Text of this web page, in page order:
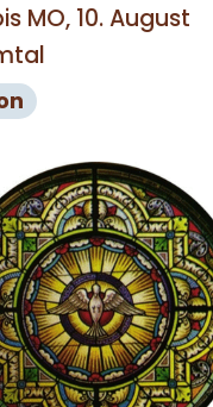
MO, 10. August